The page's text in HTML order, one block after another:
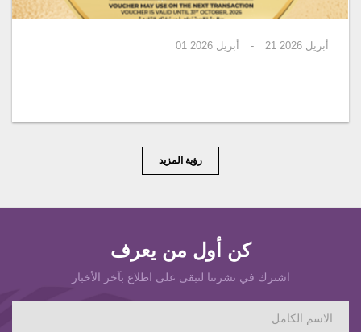
01 - 21 أبريل 2026
رؤية المزيد
كن أول من يعرف
اشترك في نشرتنا لتبقى على اطلاع بآخر الأخبار